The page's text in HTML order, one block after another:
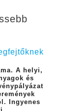
A helyi,
és
Ingyenes